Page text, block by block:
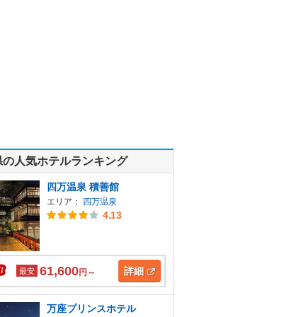
の人気ホテルランキング
四万温泉 積善館
エリア： 四万温泉
4.13
最安 61,600円～ 詳細
万座プリンスホテル